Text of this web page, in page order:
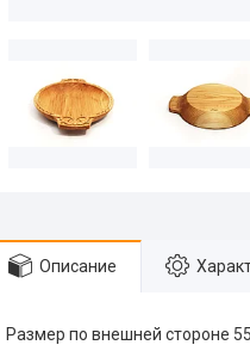
Описание
Размер по внешней стороне